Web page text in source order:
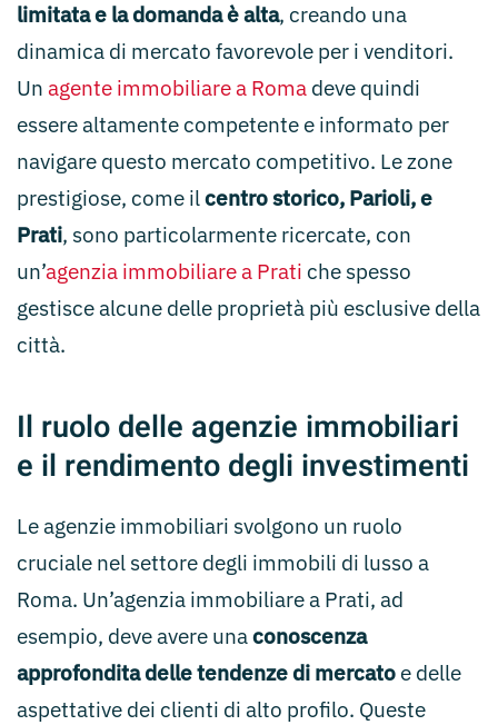
limitata e la domanda è alta, creando una
dinamica di mercato favorevole per i venditori.
Un agente immobiliare a Roma deve quindi
essere altamente competente e informato per
navigare questo mercato competitivo. Le zone
prestigiose, come ilcentro storico, Parioli, e
Prati, sono particolarmente ricercate, con
un’agenzia immobiliare a Prati che spesso
gestisce alcune delle proprietà più esclusive della
città.
Il ruolo delle agenzie immobiliari
e il rendimento degli investimenti
Le agenzie immobiliari svolgono un ruolo
cruciale nel settore degli immobili di lusso a
Roma. Un’agenzia immobiliare a Prati, ad
esempio, deve avere unaconoscenza
approfondita delle tendenze di mercato e delle
aspettative dei clienti di alto profilo. Queste